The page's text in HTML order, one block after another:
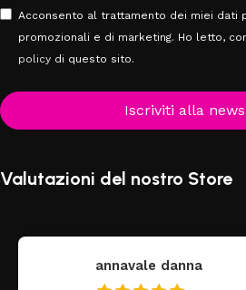
Acconsento al trattamento dei miei dati
promozionali e di marketing. Ho letto,
policy di questo sito.
Iscriviti alla
Valutazioni del nostro Store
annavale danna